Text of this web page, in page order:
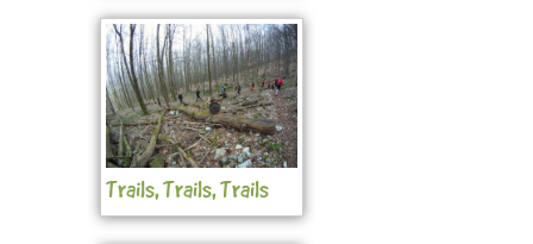
Trails, Trails, Trails